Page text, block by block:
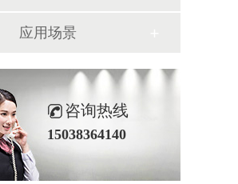
应用场景
咨询热线
15038364140